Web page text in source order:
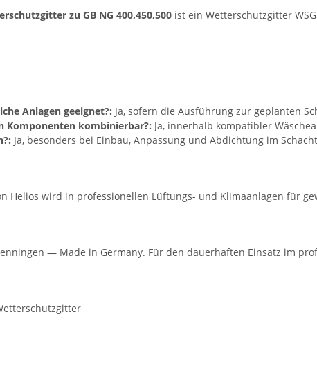
zu GB NG 400,450,500 ist ein Wetterschutzgitter
Anlagen geeignet?: Ja, sofern die Ausführung zur geplanten
Komponenten kombinierbar?: Ja, innerhalb kompatibler
Ja, besonders bei Einbau, Anpassung und Abdichtung im
Helios wird in professionellen Lüftungs- und Klimaanlagen für
— Made in Germany. Für den dauerhaften Einsatz im